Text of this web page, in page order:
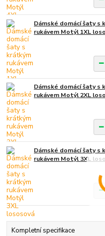
Dámské domácí šaty s
rukávem Motýl 1XL
Dámské domácí šaty s
rukávem Motýl 2XL
Dámské domácí šaty s
rukávem Motýl 3XL
Kompletní specifikace